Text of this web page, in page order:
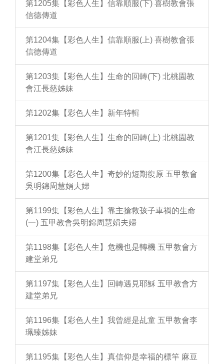
第1205集【彩色人生】信靠順服(下) 喜樹教會張
信德傳道
第1204集【彩色人生】信靠順服(上) 喜樹教會張
信德傳道
第1203集【彩色人生】生命的回轉(下) 北桃園教
會江長慈姊妹
第1202集【彩色人生】新年特輯
第1201集【彩色人生】生命的回轉(上) 北桃園教
會江長慈姊妹
第1200集【彩色人生】奇妙的短期復原 五甲教會
吳明錦周慧娟夫婦
第1199集【彩色人生】靠主搶救孩子車禍的生命
(一) 五甲教會吳明錦周慧娟夫婦
第1198集【彩色人生】危機也是轉機 五甲教會方
建堂弟兄
第1197集【彩色人生】回轉遇見耶穌 五甲教會方
建堂弟兄
第1196集【彩色人生】我曾經是乩童 五甲教會李
珮臻姊妹
第1195集【彩色人生】真信仰是幸福的標竿 麻豆